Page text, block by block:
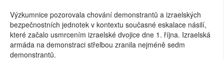
Výzkumnice pozorovala chování demonstrantů a izraelských
bezpečnostních jednotek v kontextu současné eskalace násilí,
které začalo usmrcením izraelské dvojice dne 1. října. Izraelská
armáda na demonstraci střelbou zranila nejméně sedm
demonstrantů.